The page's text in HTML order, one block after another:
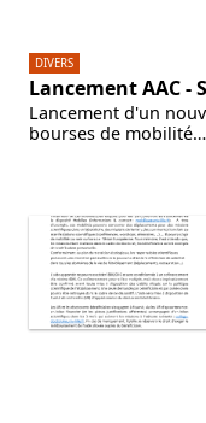
DIVERS
Lancement AAC -
Lancement d'un
bourses de mobilité…